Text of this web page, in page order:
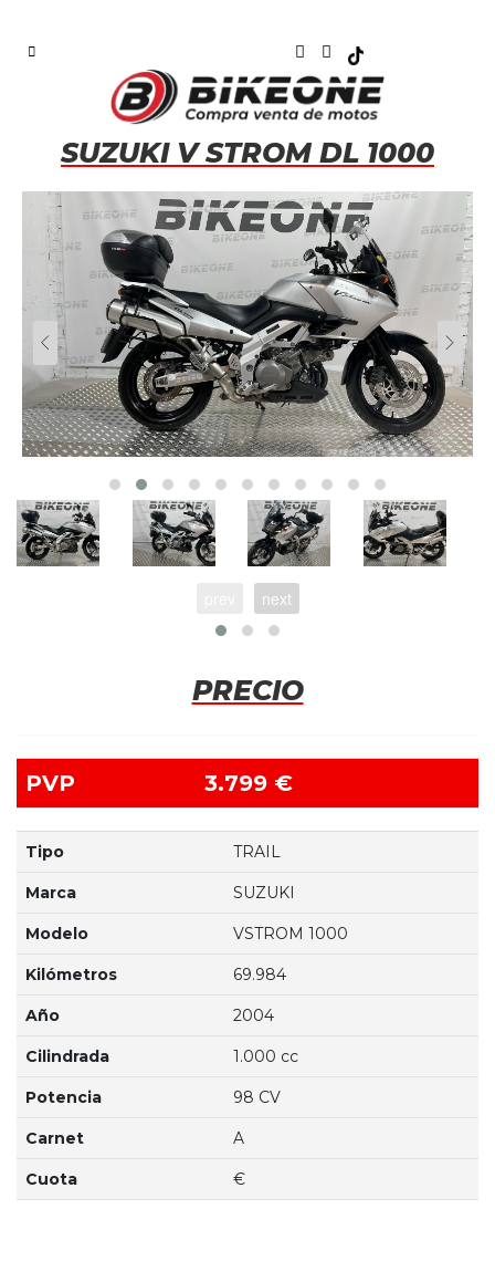
SUZUKI V STROM DL 1000
next
PRECIO
PVP 3.799 €
Tipo TRAIL
Marca SUZUKI
Modelo VSTROM 1000
Kilómetros 69.984
Año 2004
Cilindrada 1.000 cc
Potencia 98 CV
Carnet A
Cuota €